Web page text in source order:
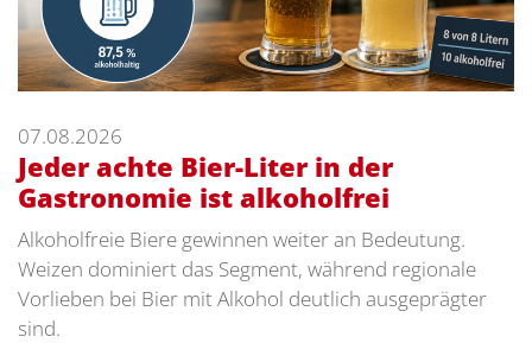
07.08.2026
Jeder achte Bier-Liter in der
Gastronomie ist alkoholfrei
Alkoholfreie Biere gewinnen weiter an Bedeutung.
Weizen dominiert das Segment, während regionale
Vorlieben bei Bier mit Alkohol deutlich ausgeprägter
sind.